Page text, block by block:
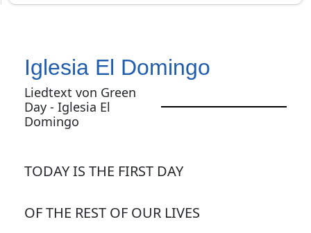
Iglesia El Domingo
Liedtext von Green
Day - Iglesia El
Domingo
TODAY IS THE FIRST DAY
OF THE REST OF OUR LIVES